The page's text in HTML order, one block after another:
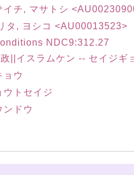
チ, マサトシ
タ, ヨシコ <AU00013523>
NDC9:312.27
||イスラムケン -- セイジギ
ョウ
ウトセイジ
ドウ